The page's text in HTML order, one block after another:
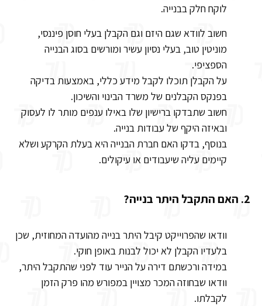
לוקח חלק בבנייה.
חשוב לוודא שגם היזם וגם הקבלן בעלי חוסן פיננסי,
מוניטין טוב, בעלי נסיון עשיר ומורשים בסוג הבנייה
הספציפי.
על הקבלן תוכלו לקבל מידע כללי, באמצעות בדיקה
בפנקס הקבלנים של משרד הבינוי והשיכון.
חשוב שתבדקו ברישיון שלו באילו ענפים מותר לו לעסוק
ובאיזה היקף של עבודות בנייה.
בנוסף, בדקו האם חברת הבנייה היא בעלת הקרקע ושלא
קיימים עליה שיעבודים או עיקולים.
2. האם התקבל היתר בנייה?
וודאו שהפרוייקט קיבל היתר בנייה מהועדה המחוזית, שכן
בלעדיו הקבלן לא יכול לבנות באופן חוקי.
במידה ורכשתם דירה על הנייר עוד לפני שהתקבל היתר,
וודאו שבחוזה המכר מצויין במפורש מהו פרק הזמן
לקבלתו.